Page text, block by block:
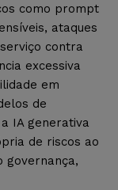
como prompt
ataques
contra
excessiva
em
de
IA generativa
de riscos ao
governança,